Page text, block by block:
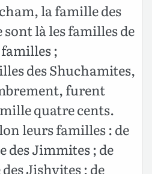
la famille des
là les familles de
;
des Shuchamites,
furent
quatre cents.
leurs familles : de
Jimmites ; de
Jishvites ; de